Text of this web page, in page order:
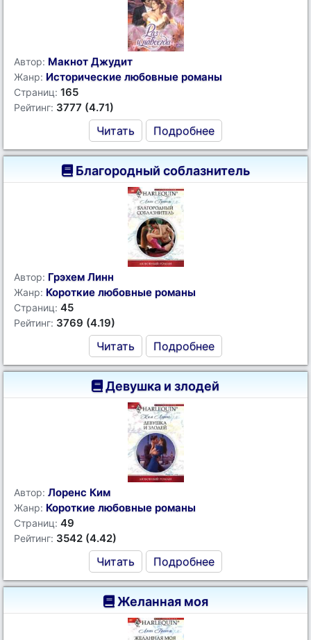
Автор: Макнот Джудит
Жанр: Исторические любовные романы
Страниц: 165
Рейтинг: 3777 (4.71)
Читать Подробнее
Благородный соблазнитель
Автор: Грэхем Линн
Жанр: Короткие любовные романы
Страниц: 45
Рейтинг: 3769 (4.19)
Читать Подробнее
Девушка и злодей
Автор: Лоренс Ким
Жанр: Короткие любовные романы
Страниц: 49
Рейтинг: 3542 (4.42)
Читать Подробнее
Желанная моя